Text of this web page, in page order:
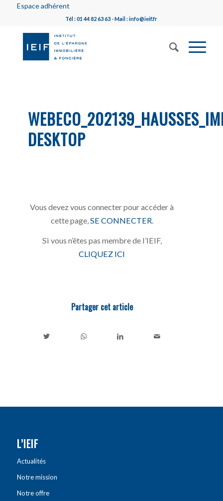
Espace adhérent
Tél : 01 44 82 63 63 - Mail : info@ieif.fr
DESKTOP
Vous devez vous connecter pour accéder à
cette page, SE CONNECTER
Si vous n’êtes pas membre de l’IEIF,
CLIQUEZ ICI
Partager cet article
L’IEIF
Actualités
Notre mission
Notre offre